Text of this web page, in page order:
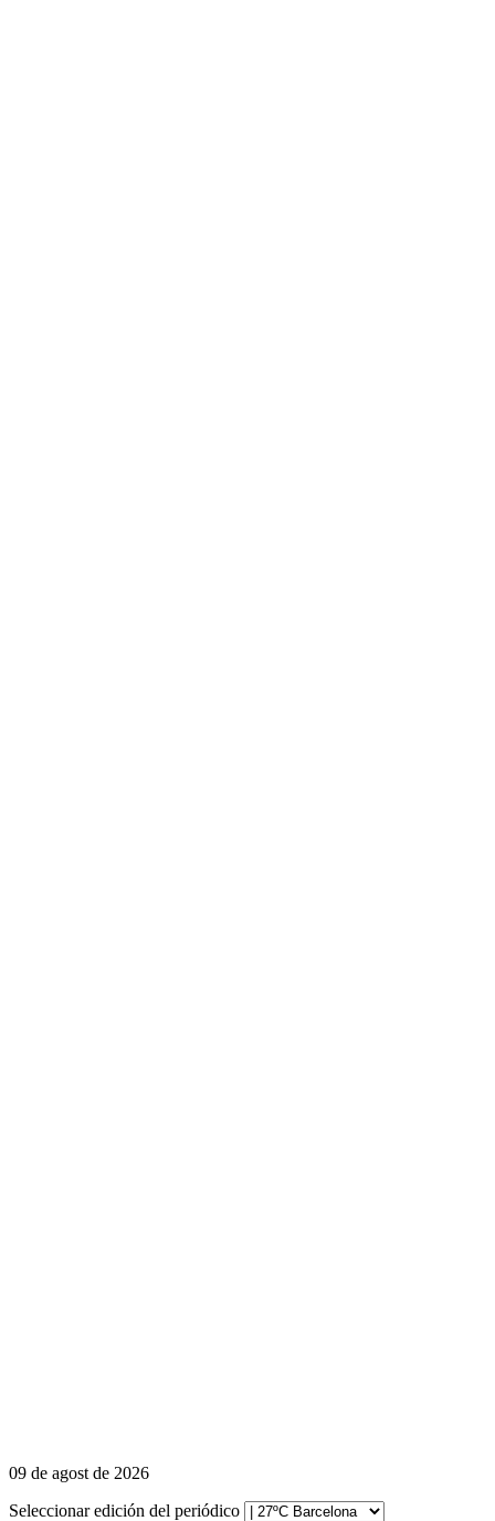
09 de agost de 2026
Seleccionar edición del periódico